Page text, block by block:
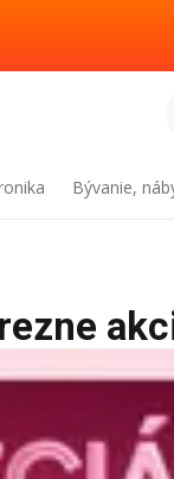
Bývanie,